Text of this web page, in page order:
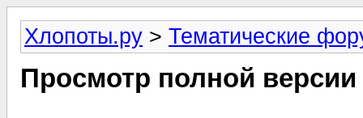
Хлопоты.ру > Тематические
Просмотр полной